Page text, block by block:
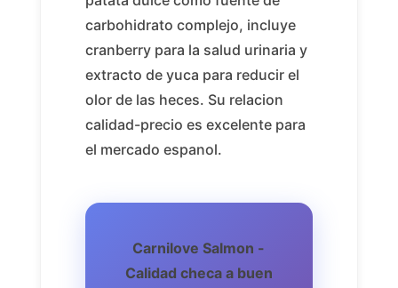
carbohidrato complejo, incluye
cranberry para la salud urinaria y
extracto de yuca para reducir el
olor de las heces. Su relacion
calidad-precio es excelente para
el mercado espanol.
Carnilove Salmon -
Calidad checa a buen